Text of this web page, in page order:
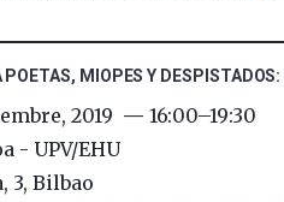
POETAS, MIOPES Y
2019 16:00–19:30
- UPV/EHU
3,Bilbao